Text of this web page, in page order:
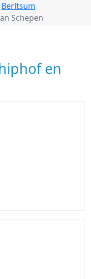
Berltsum
Schepen
en